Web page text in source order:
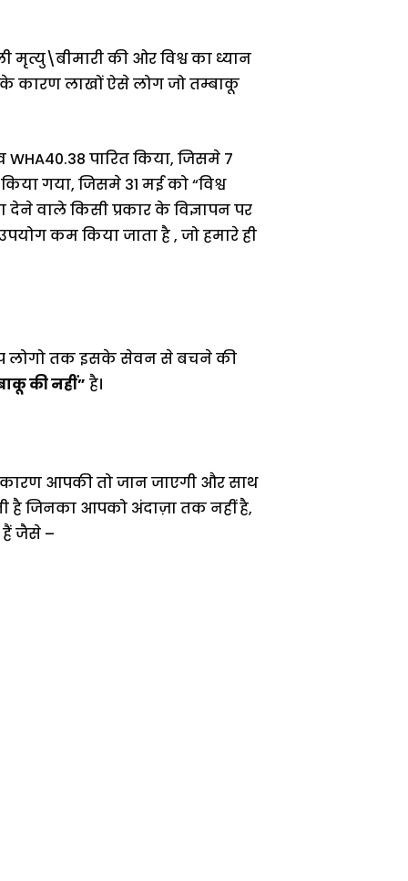
मृत्यु\बीमारी की ओर विश्व का ध्यान
के कारण लाखों ऐसे लोग जो तम्बाकू
पारित किया, जिसमे 7
गया, जिसमे 31 मई को “विश्व
वाले किसी प्रकार के विज्ञापन पर
कम किया जाता है , जो हमारे ही
लोगो तक इसके सेवन से बचने की
की नहीं” है।
आपकी तो जान जाएगी और साथ
है जिनका आपको अंदाज़ा तक नहीं है,
हैं जैसे –